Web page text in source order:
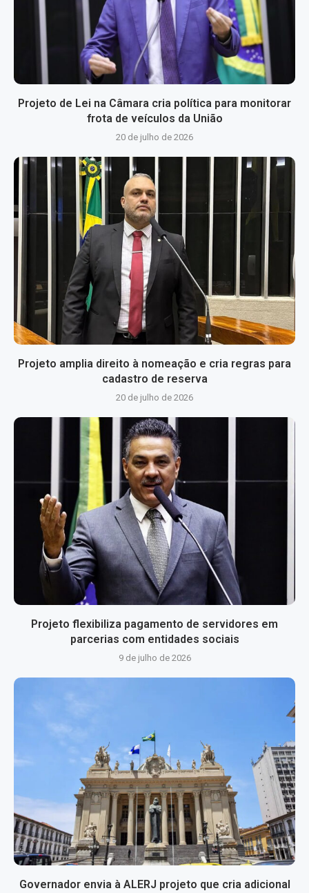
Projeto de Lei na Câmara cria política para monitorar
frota de veículos da União
20 de julho de 2026
Projeto amplia direito à nomeação e cria regras para
cadastro de reserva
20 de julho de 2026
Projeto flexibiliza pagamento de servidores em
parcerias com entidades sociais
9 de julho de 2026
Governador envia à ALERJ projeto que cria adicional